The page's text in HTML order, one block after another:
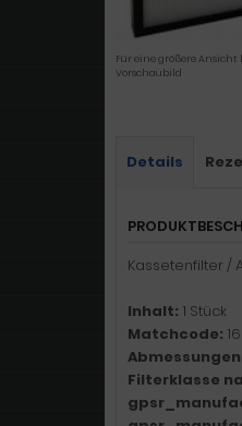
Für eine größere Ansicht
Vorschaubild
Details
Kassetenfilter /
Inhalt: 1 Stück
Matchcode:
Filterklasse